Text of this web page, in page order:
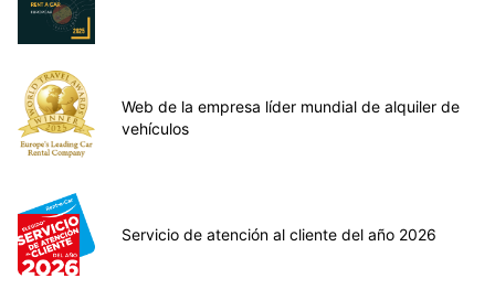
Web de la empresa líder mundial de alquiler de
vehículos
Servicio de atención al cliente del año 2026